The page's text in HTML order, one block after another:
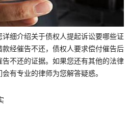
细介绍关于债权人提起诉讼要哪些证
经催告不还，债权人要求偿付催告后
不还的证据。如果您还有其他的法律
有专业的律师为您解答疑惑。